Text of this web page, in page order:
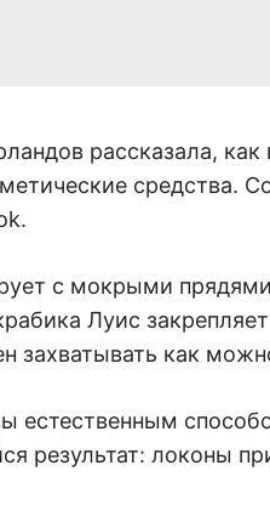
рассказала,
средства.
с мокрыми
Луис
захватывать как
естественным
результат: локоны